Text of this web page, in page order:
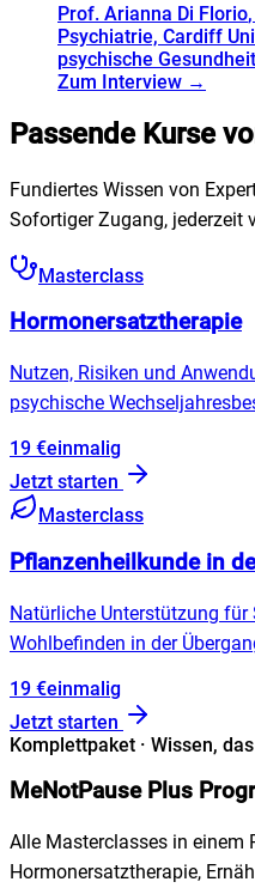
Prof. Arianna Di Florio
Psychiatrie, Cardiff
psychische Gesundheit
Zum Interview →
Passende Kurse
Fundiertes Wissen von
Sofortiger Zugang, jederzeit
Masterclass
Hormonersatztherapie
Nutzen, Risiken und
psychische
19 €einmalig
Jetzt starten
Masterclass
Pflanzenheilkunde in
Natürliche Unterstützung
Wohlbefinden in der
19 €einmalig
Jetzt starten
Komplettpaket · Wissen,
MeNotPause Plus
Alle Masterclasses in einem
Hormonersatztherapie,